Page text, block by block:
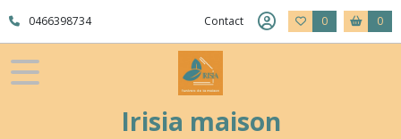
0466398734 Contact 0 0
Irisia maison